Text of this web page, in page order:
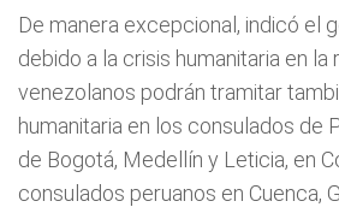
De manera excepcional, indicó el
debido a la crisis humanitaria en la
venezolanos podrán tramitar
humanitaria en los consulados de
de Bogotá, Medellín y Leticia, en
consulados peruanos en Cuenca,